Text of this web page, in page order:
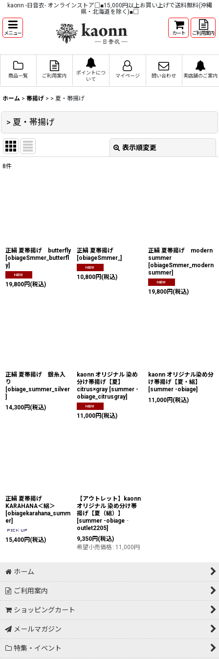
kaonn -日音衣- オンラインストア□■15,000円以上お買い上げで送料無料(沖縄
県・北海道を除く)■□
メニュー カート ご利用案内
商品一覧 ご利用案内
ポイントにつ
いて
マイページ 問い合わせ 実店舗のご案内
ホーム > 帯揚げ > > 夏・帯揚げ
> 夏・帯揚げ
表示順変更
8件
正絹 夏帯揚げ butterfly
[obiageSmmer_butterfl
y]
19,800円 (税込)
正絹 夏帯揚げ
[obiageSmmer_]
10,800円 (税込)
正絹 夏帯揚げ modern
summer
[obiageSmmer_modern
summer]
19,800円 (税込)
正絹 夏帯揚げ 銀糸入
り
[obiage_summer_silver
]
14,300円 (税込)
kaonn オリジナル 染め
分け帯揚げ【夏】
citrus×gray [summer -
obiage_citrusgray]
11,000円 (税込)
kaonn オリジナル染め分
け帯揚げ【夏・絽】
[summer -obiage]
11,000円 (税込)
正絹 夏帯揚げ
KARAHANA＜絽＞
[obiagekarahana_summ
er]
15,400円 (税込)
【アウトレット】kaonn
オリジナル 染め分け帯
揚げ【夏（絽）】
[summer -obiage‐
outlet2205]
9,350円 (税込)
希望小売価格 : 11,000円
ホーム
ご利用案内
ショッピングカート
メールマガジン
特集・イベント